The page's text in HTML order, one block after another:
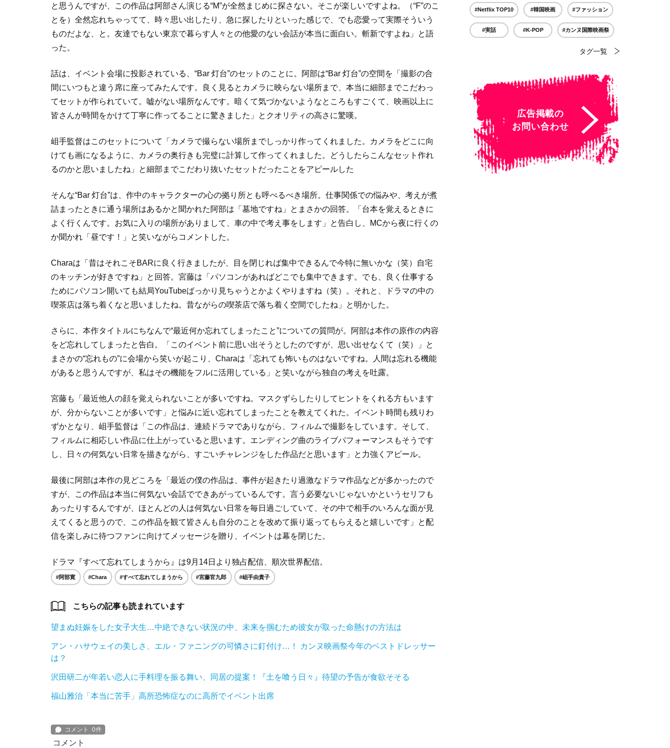
と思うんですが、この作品は阿部さん演じる“M”が全然まじめに探さない。そこが楽しいですよね。（“F”のこ
とを）全然忘れちゃってて、時々思い出したり、急に探したりといった感じで、でも恋愛って実際そういう
ものだよな、と。友達でもない東京で暮らす人々との他愛のない会話が本当に面白い。斬新ですよね」と語
った。
話は、イベント会場に投影されている、“Bar 灯台”のセットのことに。阿部は“Bar 灯台”の空間を「撮影の合
間にいつもと違う席に座ってみたんです。良く見るとカメラに映らない場所まで、本当に細部までこだわっ
てセットが作られていて。嘘がない場所なんです。暗くて気づかないようなところもすごくて、映画以上に
皆さんが時間をかけて丁寧に作ってることに驚きました」とクオリティの高さに驚嘆。
岨手監督はこのセットについて「カメラで撮らない場所までしっかり作ってくれました。カメラをどこに向
けても画になるように、カメラの奥行きも完璧に計算して作ってくれました。どうしたらこんなセット作れ
るのかと思いましたね」と細部までこだわり抜いたセットだったことをアピールした
そんな“Bar 灯台”は、作中のキャラクターの心の拠り所とも呼べるべき場所。仕事関係での悩みや、考えが煮
詰まったときに通う場所はあるかと聞かれた阿部は「墓地ですね」とまさかの回答。「台本を覚えるときに
よく行くんです。お気に入りの場所がありまして、車の中で考え事をします」と告白し、MCから夜に行くの
か聞かれ「昼です！」と笑いながらコメントした。
Charaは「昔はそれこそBARに良く行きましたが、目を閉じれば集中できるんで今特に無いかな（笑）自宅
のキッチンが好きですね」と回答。宮藤は「パソコンがあればどこでも集中できます。でも、良く仕事する
ためにパソコン開いても結局YouTubeばっかり見ちゃうとかよくやりますね（笑）。それと、ドラマの中の
喫茶店は落ち着くなと思いましたね。昔ながらの喫茶店で落ち着く空間でしたね」と明かした。
さらに、本作タイトルにちなんで“最近何か忘れてしまったこと”についての質問が。阿部は本作の原作の内容
をど忘れしてしまったと告白。「このイベント前に思い出そうとしたのですが、思い出せなくて（笑）」と
まさかの“忘れもの”に会場から笑いが起こり、Charaは「忘れても怖いものはないですね。人間は忘れる機能
があると思うんですが、私はその機能をフルに活用している」と笑いながら独自の考えを吐露。
宮藤も「最近他人の顔を覚えられないことが多いですね。マスクずらしたりしてヒントをくれる方もいます
が、分からないことが多いです」と悩みに近い忘れてしまったことを教えてくれた。イベント時間も残りわ
ずかとなり、岨手監督は「この作品は、連続ドラマでありながら、フィルムで撮影をしています。そして、
フィルムに相応しい作品に仕上がっていると思います。エンディング曲のライブパフォーマンスもそうです
し、日々の何気ない日常を描きながら、すごいチャレンジをした作品だと思います」と力強くアピール。
最後に阿部は本作の見どころを「最近の僕の作品は、事件が起きたり過激なドラマ作品などが多かったので
すが、この作品は本当に何気ない会話でできあがっているんです。言う必要ないじゃないかというセリフも
あったりするんですが、ほとんどの人は何気ない日常を毎日過ごしていて、その中で相手のいろんな面が見
えてくると思うので、この作品を観て皆さんも自分のことを改めて振り返ってもらえると嬉しいです」と配
信を楽しみに待つファンに向けてメッセージを贈り、イベントは幕を閉じた。
ドラマ『すべて忘れてしまうから』は9月14日より独占配信、順次世界配信。
#阿部寛 #Chara #すべて忘れてしまうから #宮藤官九郎 #岨手由貴子
こちらの記事も読まれています
望まぬ妊娠をした女子大生…中絶できない状況の中、未来を掴むため彼女が取った命懸けの方法は
アン・ハサウェイの美しさ、エル・ファニングの可憐さに釘付け…！ カンヌ映画祭今年のベストドレッサー
は？
沢田研二が年若い恋人に手料理を振る舞い、同居の提案！『土を喰う日々』待望の予告が食欲そそる
福山雅治「本当に苦手」高所恐怖症なのに高所でイベント出席
#Netflix TOP10 #韓国映画 #ファッション
#実話 #K-POP #カンヌ国際映画祭
タグ一覧
広告掲載の
お問い合わせ